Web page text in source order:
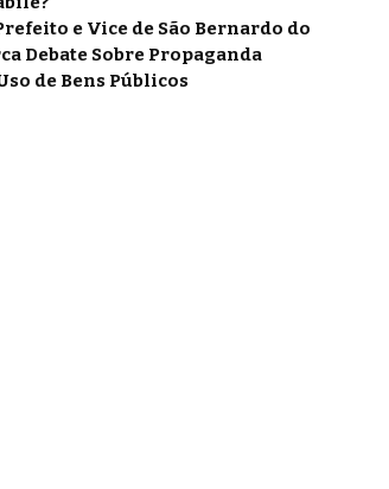
e Vice de São Bernardo do
Debate Sobre Propaganda
de Bens Públicos